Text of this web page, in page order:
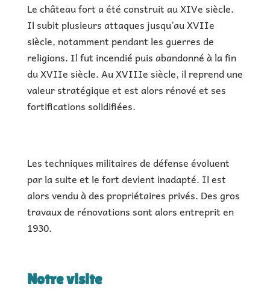
Le château fort a été construit au XIVe siècle.
Il subit plusieurs attaques jusqu’au XVIIe
siècle, notamment pendant les guerres de
religions. Il fut incendié puis abandonné à la fin
du XVIIe siècle. Au XVIIIe siècle, il reprend une
valeur stratégique et est alors rénové et ses
fortifications solidifiées.
Les techniques militaires de défense évoluent
par la suite et le fort devient inadapté. Il est
alors vendu à des propriétaires privés. Des gros
travaux de rénovations sont alors entreprit en
1930.
Notre visite